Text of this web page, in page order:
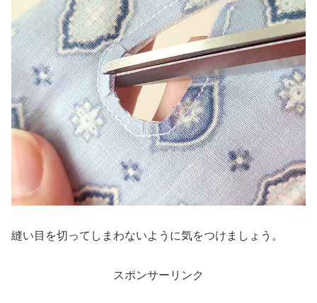
縫い目を切ってしまわないように気をつけましょう。
スポンサーリンク